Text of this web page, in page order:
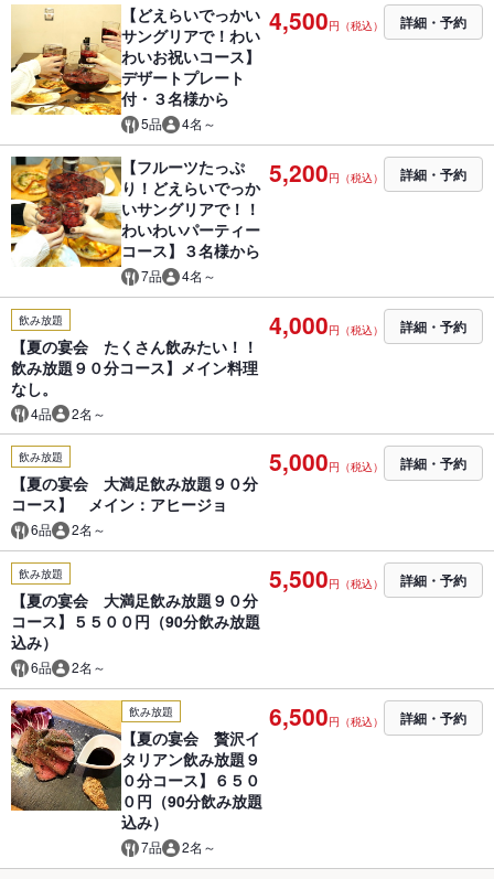
【どえらいでっかい
サングリアで！わい
わいお祝いコース】
デザートプレート
付・３名様から
5品 4名～
4,500円（税込） 詳細・予約
【フルーツたっぷ
り！どえらいでっか
いサングリアで！！
わいわいパーティー
コース】３名様から
7品 4名～
5,200円（税込） 詳細・予約
飲み放題
【夏の宴会 たくさん飲みたい！！
飲み放題９０分コース】メイン料理
なし。
4品 2名～
4,000円（税込） 詳細・予約
飲み放題
【夏の宴会 大満足飲み放題９０分
コース】 メイン：アヒージョ
6品 2名～
5,000円（税込） 詳細・予約
飲み放題
【夏の宴会 大満足飲み放題９０分
コース】５５００円（90分飲み放題
込み）
6品 2名～
5,500円（税込） 詳細・予約
飲み放題
【夏の宴会 贅沢イ
タリアン飲み放題９
０分コース】６５０
０円（90分飲み放題
込み）
7品 2名～
6,500円（税込） 詳細・予約